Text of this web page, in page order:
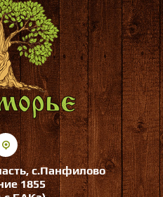
с.Панфилово
1855